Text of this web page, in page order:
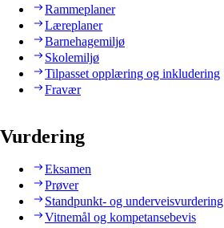
Rammeplaner
Læreplaner
Barnehagemiljø
Skolemiljø
Tilpasset opplæring og inkludering
Fravær
Vurdering
Eksamen
Prøver
Standpunkt- og underveisvurdering
Vitnemål og kompetansebevis